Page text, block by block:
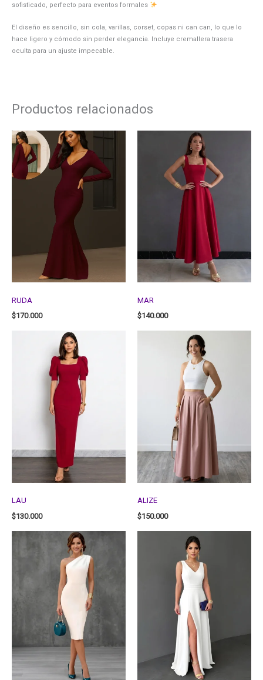
sofisticado, perfecto para eventos formales
El diseño es sencillo, sin cola, varillas, corset, copas ni can can, lo que lo
hace ligero y cómodo sin perder elegancia. Incluye cremallera trasera
oculta para un ajuste impecable.
Productos relacionados
RUDA
$170.000
MAR
$140.000
LAU
$130.000
ALIZE
$150.000